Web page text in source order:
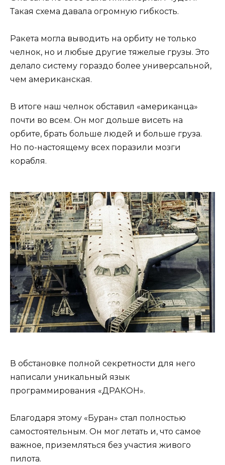
Такая схема давала огромную гибкость.
Ракета могла выводить на орбиту не только
челнок, но и любые другие тяжелые грузы. Это
делало систему гораздо более универсальной,
чем американская.
В итоге наш челнок обставил «американца»
почти во всем. Он мог дольше висеть на
орбите, брать больше людей и больше груза.
Но по-настоящему всех поразили мозги
корабля.
В обстановке полной секретности для него
написали уникальный язык
программирования «ДРАКОН».
Благодаря этому «Буран» стал полностью
самостоятельным. Он мог летать и, что самое
важное, приземляться без участия живого
пилота.